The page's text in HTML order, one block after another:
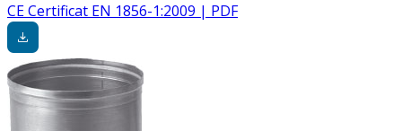
CE Certificat EN 1856-1:2009 | PDF